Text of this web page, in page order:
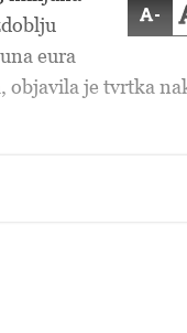
-
eura
objavila je tvrtka